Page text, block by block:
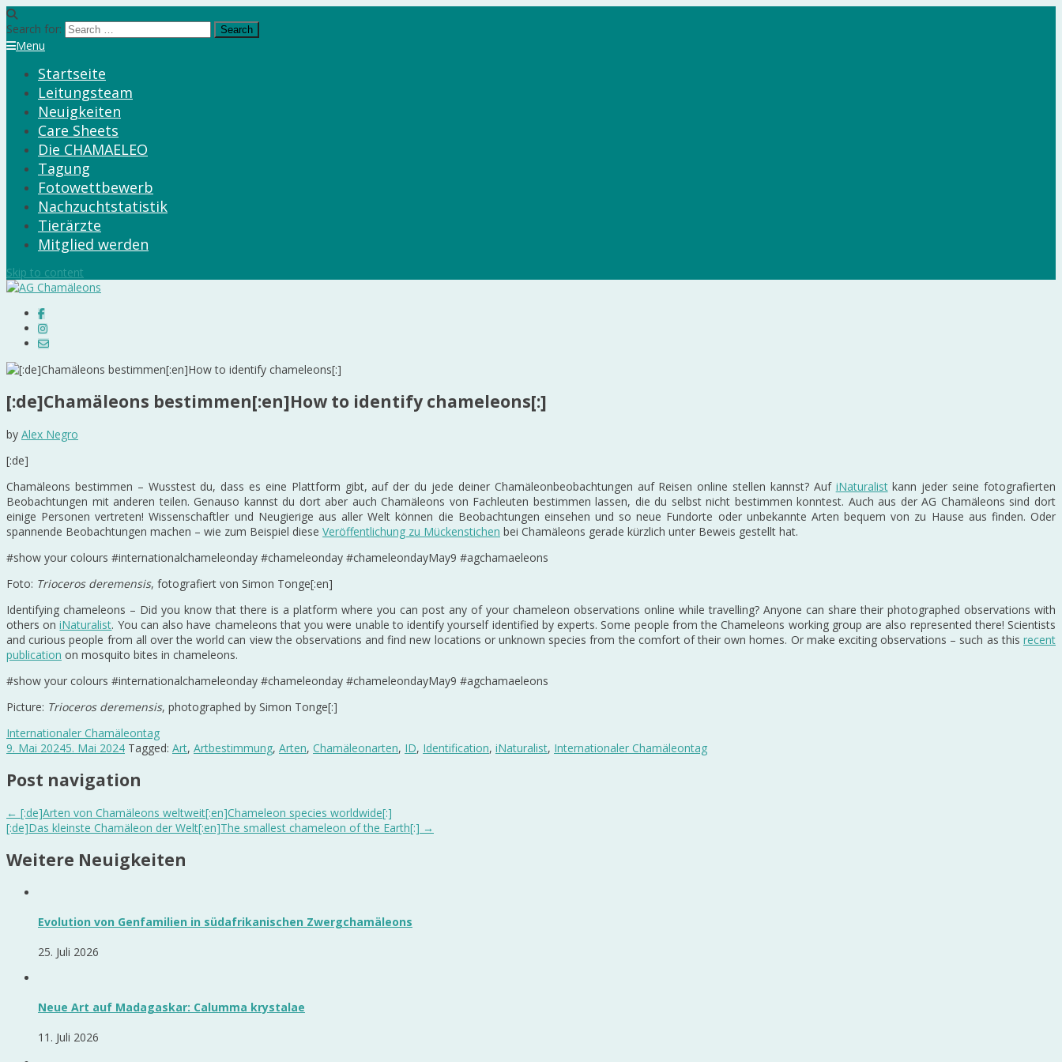
Search for:
Menu
Startseite
Leitungsteam
Neuigkeiten
Care Sheets
Die CHAMAELEO
Tagung
Fotowettbewerb
Nachzuchtstatistik
Tierärzte
Mitglied werden
Skip to content
[:de]Chamäleons bestimmen[:en]How to identify chameleons[:]
by Alex Negro
[:de]
Chamäleons bestimmen – Wusstest du, dass es eine Plattform gibt, auf der du jede deiner Chamäleonbeobachtungen auf Reisen online stellen kannst? Auf iNaturalistkann jeder seine fotografierten
Beobachtungen mit anderen teilen. Genauso kannst du dort aber auch Chamäleons von Fachleuten bestimmen lassen, die du selbst nicht bestimmen konntest. Auch aus der AG Chamäleons sind dort
einige Personen vertreten! Wissenschaftler und Neugierige aus aller Welt können die Beobachtungen einsehen und so neue Fundorte oder unbekannte Arten bequem von zu Hause aus finden. Oder
spannende Beobachtungen machen – wie zum Beispiel diese Veröffentlichung zu Mückenstichen bei Chamäleons gerade kürzlich unter Beweis gestellt hat.
#show your colours #internationalchameleonday #chameleonday #chameleondayMay9 #agchamaeleons
Foto: Trioceros deremensis, fotografiert von Simon Tonge[:en]
Identifying chameleons – Did you know that there is a platform where you can post any of your chameleon observations online while travelling? Anyone can share their photographed observations with
others oniNaturalist. You can also have chameleons that you were unable to identify yourself identified by experts. Some people from the Chameleons working group are also represented there! Scientists
and curious people from all over the world can view the observations and find new locations or unknown species from the comfort of their own homes. Or make exciting observations – such as this recent
publication on mosquito bites in chameleons.
#show your colours #internationalchameleonday #chameleonday #chameleondayMay9 #agchamaeleons
Picture: Trioceros deremensis, photographed by Simon Tonge[:]
Internationaler Chamäleontag
9. Mai 20245. Mai 2024 Tagged: Art, Artbestimmung, Arten, Chamäleonarten, ID, Identification, iNaturalist, Internationaler Chamäleontag
Post navigation
← [:de]Arten von Chamäleons weltweit[:en]Chameleon species worldwide[:]
[:de]Das kleinste Chamäleon der Welt[:en]The smallest chameleon of the Earth[:] →
Weitere Neuigkeiten
Evolution von Genfamilien in südafrikanischen Zwergchamäleons
25. Juli 2026
Neue Art auf Madagaskar: Calumma krystalae
11. Juli 2026